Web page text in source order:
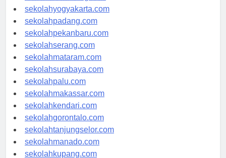
sekolahsemarang.com
sekolahyogyakarta.com
sekolahpadang.com
sekolahpekanbaru.com
sekolahserang.com
sekolahmataram.com
sekolahsurabaya.com
sekolahpalu.com
sekolahmakassar.com
sekolahkendari.com
sekolahgorontalo.com
sekolahtanjungselor.com
sekolahmanado.com